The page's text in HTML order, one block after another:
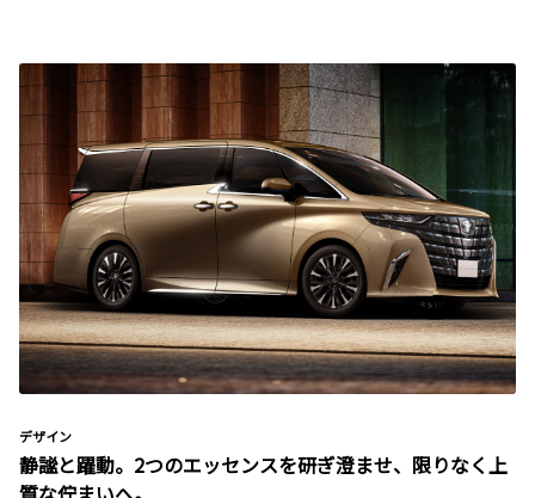
デザイン
静謐と躍動。2つのエッセンスを研ぎ澄ませ、限りなく上